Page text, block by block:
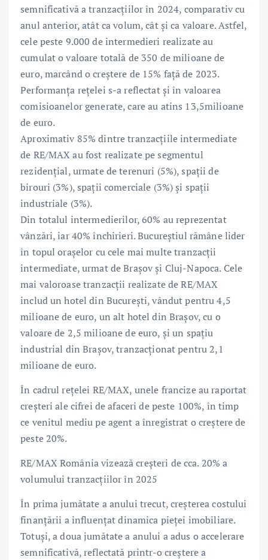
semnificativă a tranzacțiilor în 2024, comparativ cu
anul anterior, atât ca volum, cât și ca valoare. Astfel,
cele peste 9.000 de intermedieri realizate au
cumulat o valoare totală de 350 de milioane de
euro, marcând o creștere de 15% față de 2023.
Performanța rețelei s-a reflectat și în valoarea
comisioanelor generate, care au atins 13,5milioane
de euro.
Aproximativ 85% dintre tranzacțiile intermediate
de RE/MAX au fost realizate pe segmentul
rezidențial, urmate de terenuri (5%), spații de
birouri (3%), spații comerciale (3%) și spații
industriale (3%).
Din totalul intermedierilor, 60% au reprezentat
vânzări, iar 40% închirieri. Bucureștiul rămâne lider
în topul orașelor cu cele mai multe tranzacții
intermediate, urmat de Brașov și Cluj-Napoca. Cele
mai valoroase tranzacții realizate de RE/MAX
includ un hotel din București, vândut pentru 4,5
milioane de euro, un alt hotel din Brașov, cu o
valoare de 2,5 milioane de euro, și un spațiu
industrial din Brașov, tranzacționat pentru 2,1
milioane de euro.
În cadrul rețelei RE/MAX, unele francize au raportat
creșteri ale cifrei de afaceri de peste 100%, în timp
ce venitul mediu pe agent a înregistrat o creștere de
peste 20%.
RE/MAX România vizează creșteri de cca. 20% a
volumului tranzacțiilor în 2025
În prima jumătate a anului trecut, creșterea costului
finanțării a influențat dinamica pieței imobiliare.
Totuși, a doua jumătate a anului a adus o accelerare
semnificativă, reflectată printr-o creștere a